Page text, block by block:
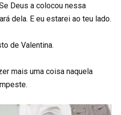
Deus a colocou nessa
dela. E eu estarei ao teu lado.
de Valentina.
mais uma coisa naquela